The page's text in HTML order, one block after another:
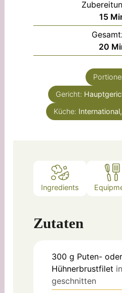
15
20
Gericht:
Küche:
Ingredients
Zutaten
300 g Puten- oder
Hühnerbrustfilet
geschnitten